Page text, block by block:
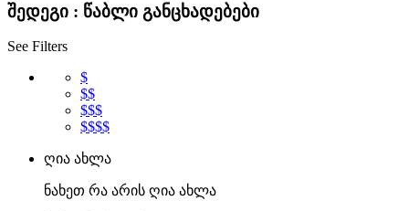
შედეგი : წაბლი განცხადებები
See Filters
$
$$
$$$
$$$$
ღია ახლა
ნახეთ რა არის ღია ახლა